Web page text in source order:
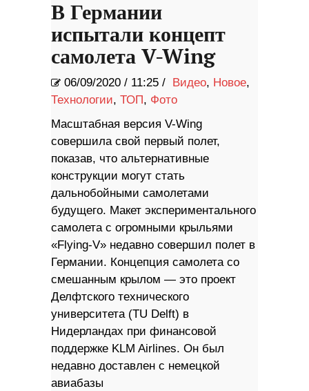
В Германии
испытали концепт
самолета V-Wing
06/09/2020 / 11:25 / Видео, Новое,
Технологии, ТОП, Фото
Масштабная версия V-Wing
совершила свой первый полет,
показав, что альтернативные
конструкции могут стать
дальнобойными самолетами
будущего. Макет экспериментального
самолета с огромными крыльями
«Flying-V» недавно совершил полет в
Германии. Концепция самолета со
смешанным крылом — это проект
Делфтского технического
университета (TU Delft) в
Нидерландах при финансовой
поддержке KLM Airlines. Он был
недавно доставлен с немецкой
авиабазы